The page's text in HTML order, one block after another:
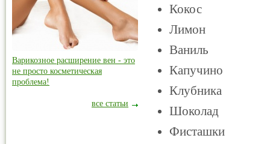
Кокос
Лимон
Ваниль
Капучино
Клубника
Шоколад
Фисташки
Варикозное расширение вен - это
не просто косметическая
проблема!
все статьи